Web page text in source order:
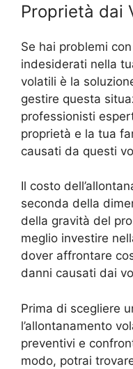
Proprietà dai
Se hai problemi
indesiderati nella
volatili è la
gestire questa
professionisti
proprietà e la tua
causati da questi
Il costo
seconda della
della gravità del
meglio investire
dover affrontare
danni causati dai
Prima di scegliere
l’allontanamento
preventivi e
modo, potrai